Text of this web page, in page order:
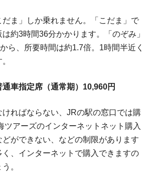
ま」しか乗れません。「こだま」で
約3時間36分かかります。「のぞみ」
ら、所要時間は約1.7倍。1時間半近く
通車指定席（通常期）10,960円
ればならない、JRの駅の窓口では購
ツアーズのインターネットネット購入
ができない、などの制限があります
、インターネットで購入できますの
。